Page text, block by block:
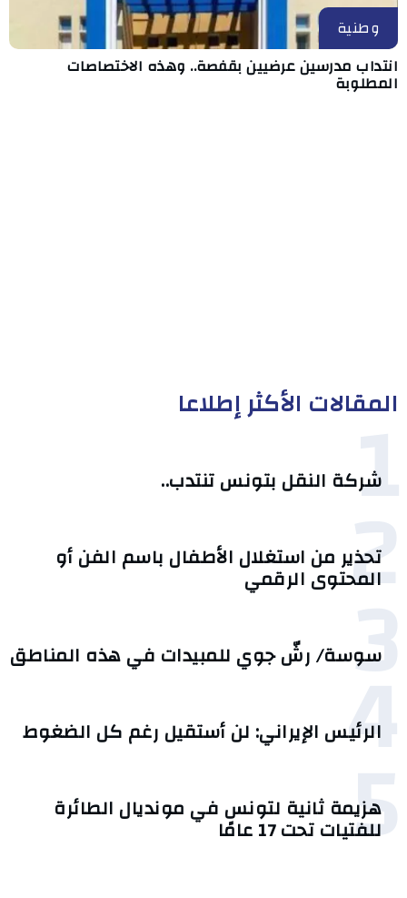
وطنية
انتداب مدرسين عرضيين بقفصة.. وهذه الاختصاصات
المطلوبة
المقالات الأكثر إطلاعا
1
شركة النقل بتونس تنتدب..
2
تحذير من استغلال الأطفال باسم الفن أو
المحتوى الرقمي
3
سوسة/ رشّ جوي للمبيدات في هذه المناطق
4
الرئيس الإيراني: لن أستقيل رغم كل الضغوط
5
هزيمة ثانية لتونس في مونديال الطائرة
للفتيات تحت 17 عامًا